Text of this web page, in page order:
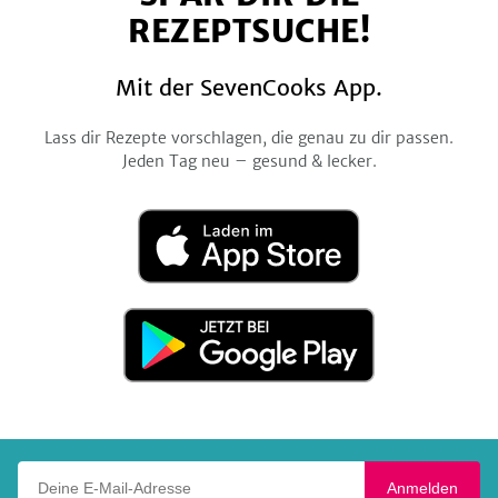
REZEPTSUCHE!
Mit der SevenCooks App.
Lass dir Rezepte vorschlagen, die genau zu dir passen.
Jeden Tag neu – gesund & lecker.
Laden
im
App
Jetzt
Google
Anmelden